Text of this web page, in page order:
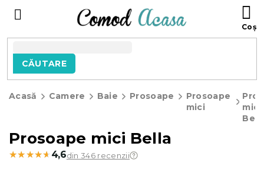
CĂUTARE
Acasă Camere Baie Prosoape
Prosoape
mici
mici
Prosoape mici Bella
★★★★★
★★★★★ 4,6din 346 recenzii